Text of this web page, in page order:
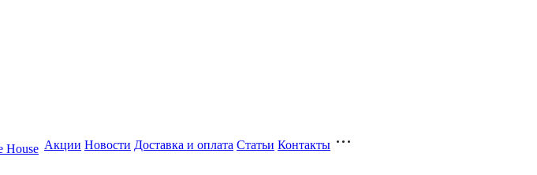
House Акции Новости Доставка и оплата Статьи Контакты